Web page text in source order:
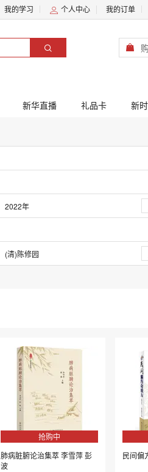
我的学习 个人中心 我的订单
新华直播 礼品卡 新
2022年
2012年
2007年
(清)陈修园
抢购中
肺病脏腑论治集萃 李雪萍 彭
波
民间偏